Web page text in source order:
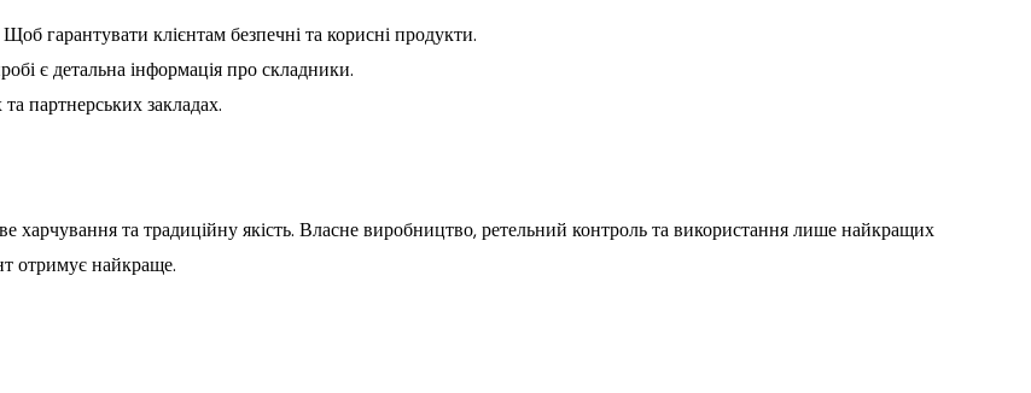
Щоб гарантувати клієнтам безпечні та корисні продукти.
є детальна інформація про складники.
партнерських закладах.
харчування та традиційну якість. Власне виробництво, ретельний контроль та використання лише найкращих
отримує найкраще.